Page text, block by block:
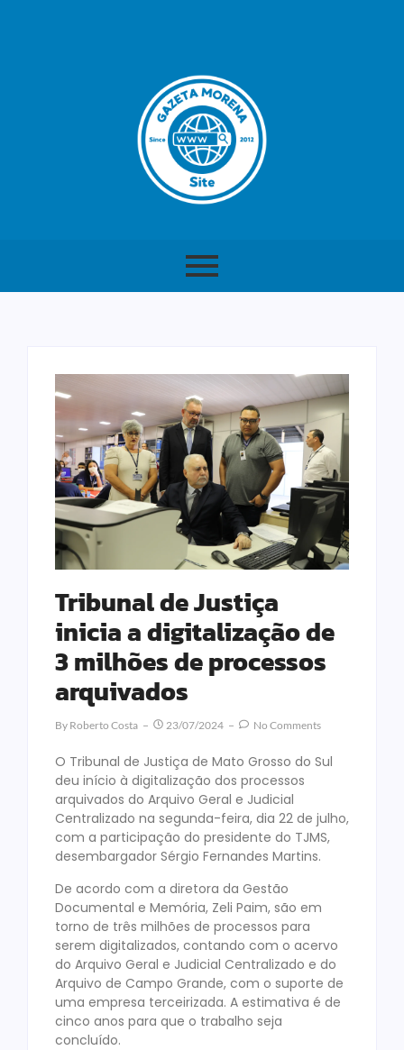
Tribunal de Justiça
inicia a digitalização de
3 milhões de processos
arquivados
By Roberto Costa 23/07/2024 No Comments
O Tribunal de Justiça de Mato Grosso do Sul
deu início à digitalização dos processos
arquivados do Arquivo Geral e Judicial
Centralizado na segunda-feira, dia 22 de julho,
com a participação do presidente do TJMS,
desembargador Sérgio Fernandes Martins.
De acordo com a diretora da Gestão
Documental e Memória, Zeli Paim, são em
torno de três milhões de processos para
serem digitalizados, contando com o acervo
do Arquivo Geral e Judicial Centralizado e do
Arquivo de Campo Grande, com o suporte de
uma empresa terceirizada. A estimativa é de
cinco anos para que o trabalho seja
concluído.